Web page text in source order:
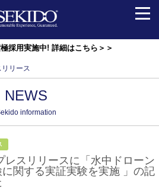
採用実施中! 詳細はこちら＞＞
リリース
NEWS
information
レスリリースに「水中ドローン
関する実証実験を実施 」の記
事業紹介